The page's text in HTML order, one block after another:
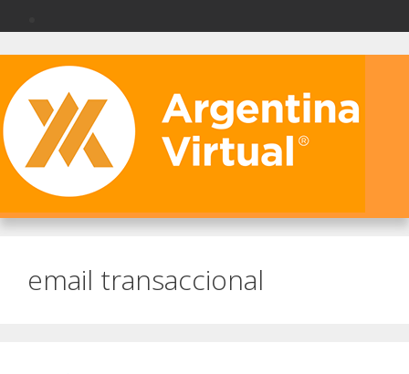
email transaccional